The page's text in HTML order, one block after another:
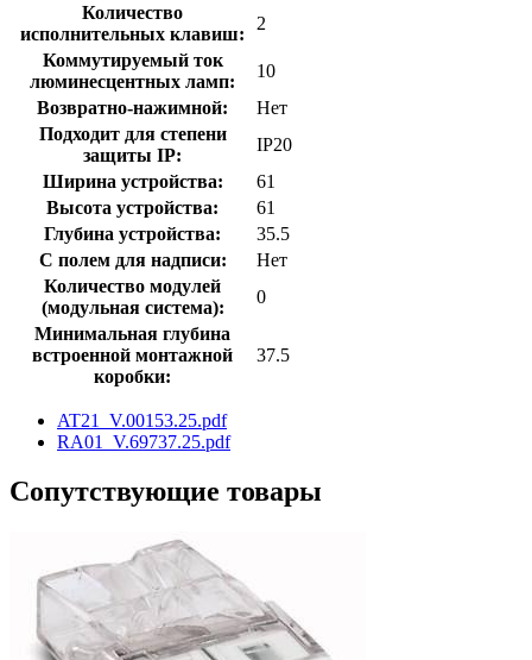
Количество
исполнительных клавиш:
2
Коммутируемый ток
люминесцентных ламп:
10
Возвратно-нажимной:
Нет
Подходит для степени
защиты IP:
IP20
Ширина устройства:
61
Высота устройства:
61
Глубина устройства:
35.5
С полем для надписи:
Нет
Количество модулей
(модульная система):
0
Минимальная глубина
встроенной монтажной
коробки:
37.5
AT21_V.00153.25.pdf
RA01_V.69737.25.pdf
Сопутствующие товары